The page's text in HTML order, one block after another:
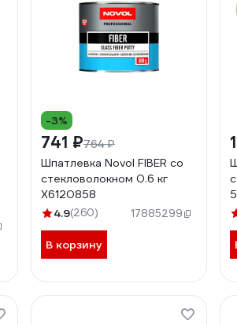
-3%
741 ₽764 ₽
Шпатлевка Novol FIBER со
стекловолокном 0.6 кг
X6120858
4.9(260) 17885299
В корзину